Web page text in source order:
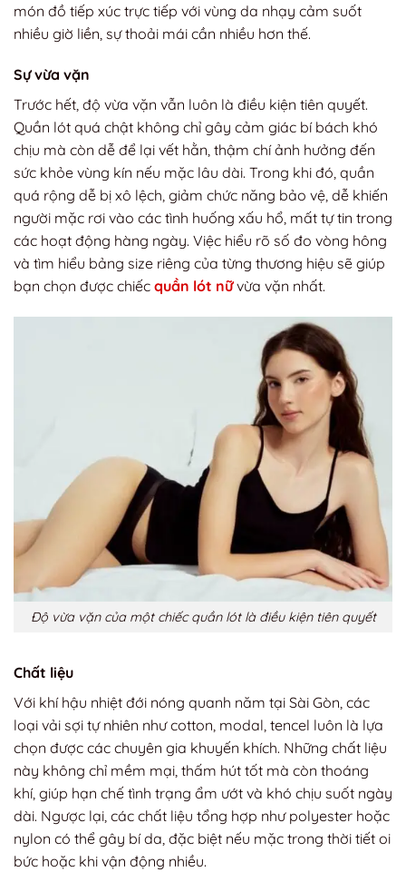
món đồ tiếp xúc trực tiếp với vùng da nhạy cảm suốt
nhiều giờ liền, sự thoải mái cần nhiều hơn thế.
Sự vừa vặn
Trước hết, độ vừa vặn vẫn luôn là điều kiện tiên quyết.
Quần lót quá chật không chỉ gây cảm giác bí bách khó
chịu mà còn dễ để lại vết hằn, thậm chí ảnh hưởng đến
sức khỏe vùng kín nếu mặc lâu dài. Trong khi đó, quần
quá rộng dễ bị xô lệch, giảm chức năng bảo vệ, dễ khiến
người mặc rơi vào các tình huống xấu hổ, mất tự tin trong
các hoạt động hàng ngày. Việc hiểu rõ số đo vòng hông
và tìm hiểu bảng size riêng của từng thương hiệu sẽ giúp
bạn chọn được chiếc quần lót nữvừa vặn nhất.
Độ vừa vặn của một chiếc quần lót là điều kiện tiên quyết
Chất liệu
Với khí hậu nhiệt đới nóng quanh năm tại Sài Gòn, các
loại vải sợi tự nhiên như cotton, modal, tencel luôn là lựa
chọn được các chuyên gia khuyến khích. Những chất liệu
này không chỉ mềm mại, thấm hút tốt mà còn thoáng
khí, giúp hạn chế tình trạng ẩm ướt và khó chịu suốt ngày
dài. Ngược lại, các chất liệu tổng hợp như polyester hoặc
nylon có thể gây bí da, đặc biệt nếu mặc trong thời tiết oi
bức hoặc khi vận động nhiều.